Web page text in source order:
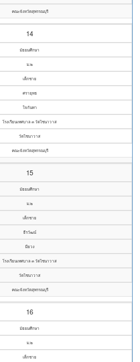
คณะจังหวัดสุพรรณบุรี
14
มัธยมศึกษา
ม.๒
เด็กชาย
ศรายุทธ
ใจกันทา
โรงเรียนเทศบาล ๓ วัดไชนาวาส
วัดไชนาวาส
คณะจังหวัดสุพรรณบุรี
15
มัธยมศึกษา
ม.๒
เด็กชาย
ธีรวัฒน์
มียวง
โรงเรียนเทศบาล ๓ วัดไชนาวาส
วัดไชนาวาส
คณะจังหวัดสุพรรณบุรี
16
มัธยมศึกษา
ม.๒
เด็กชาย